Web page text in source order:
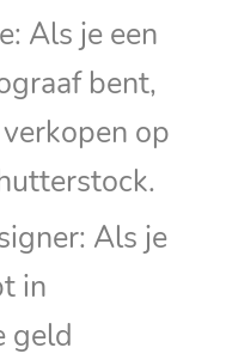
Als je een
bent,
op
Als je
in
geld